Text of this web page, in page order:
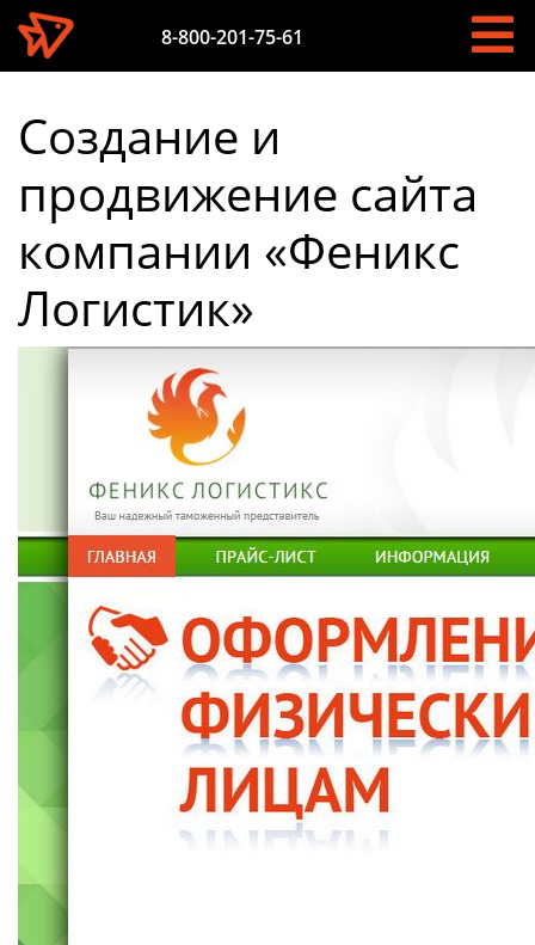
8-800-201-75-61
Создание и
продвижение сайта
компании «Феникс
Логистик»